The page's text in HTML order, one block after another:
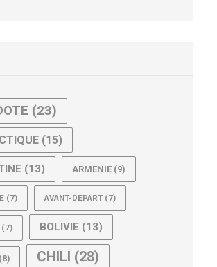
(23)
(15)
(13) ARMENIE (9)
(7) AVANT-DÉPART (7)
(7) BOLIVIE (13)
(8) CHILI (28)